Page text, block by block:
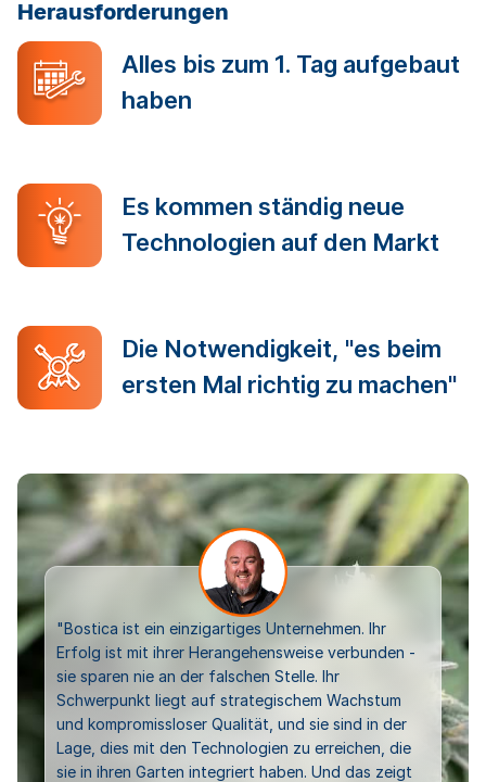
Herausforderungen
Alles bis zum 1. Tag aufgebaut
haben
Es kommen ständig neue
Technologien auf den Markt
Die Notwendigkeit, "es beim
ersten Mal richtig zu machen"
"Bostica ist ein einzigartiges Unternehmen. Ihr
Erfolg ist mit ihrer Herangehensweise verbunden -
sie sparen nie an der falschen Stelle. Ihr
Schwerpunkt liegt auf strategischem Wachstum
und kompromissloser Qualität, und sie sind in der
Lage, dies mit den Technologien zu erreichen, die
sie in ihren Garten integriert haben. Und das zeigt